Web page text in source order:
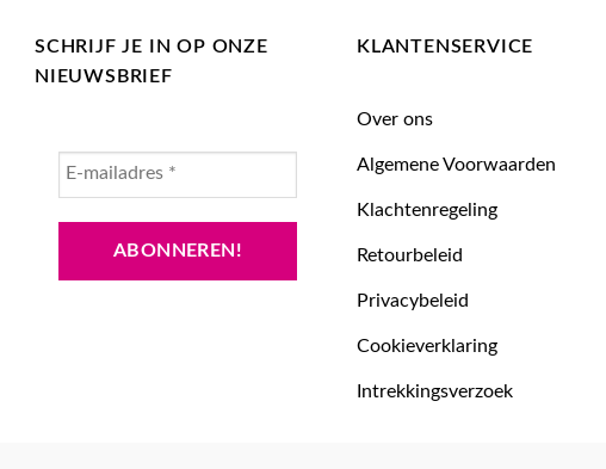
SCHRIJF JE IN OP ONZE
NIEUWSBRIEF
KLANTENSERVICE
Over ons
Algemene Voorwaarden
Klachtenregeling
Retourbeleid
Privacybeleid
Cookieverklaring
Intrekkingsverzoek